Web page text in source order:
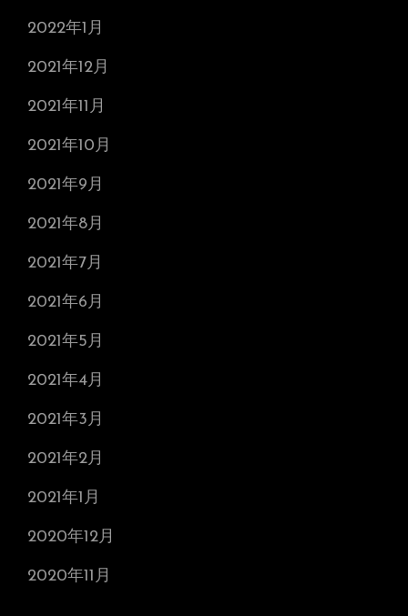
2022年1月
2021年12月
2021年11月
2021年10月
2021年9月
2021年8月
2021年7月
2021年6月
2021年5月
2021年4月
2021年3月
2021年2月
2021年1月
2020年12月
2020年11月